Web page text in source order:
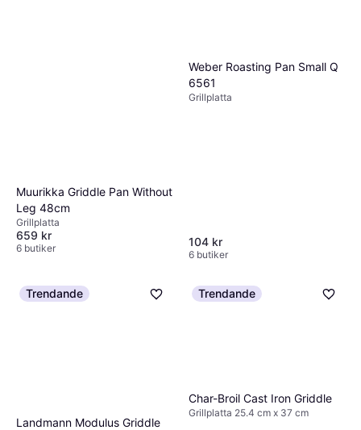
Muurikka Griddle Pan Without
Leg 48cm
Grillplatta
659 kr
6 butiker
Weber Roasting Pan Small Q
6561
Grillplatta
104 kr
6 butiker
Trendande
Landmann Modulus Griddle
Trendande
Char-Broil Cast Iron Griddle
Grillplatta 25.4 cm x 37 cm